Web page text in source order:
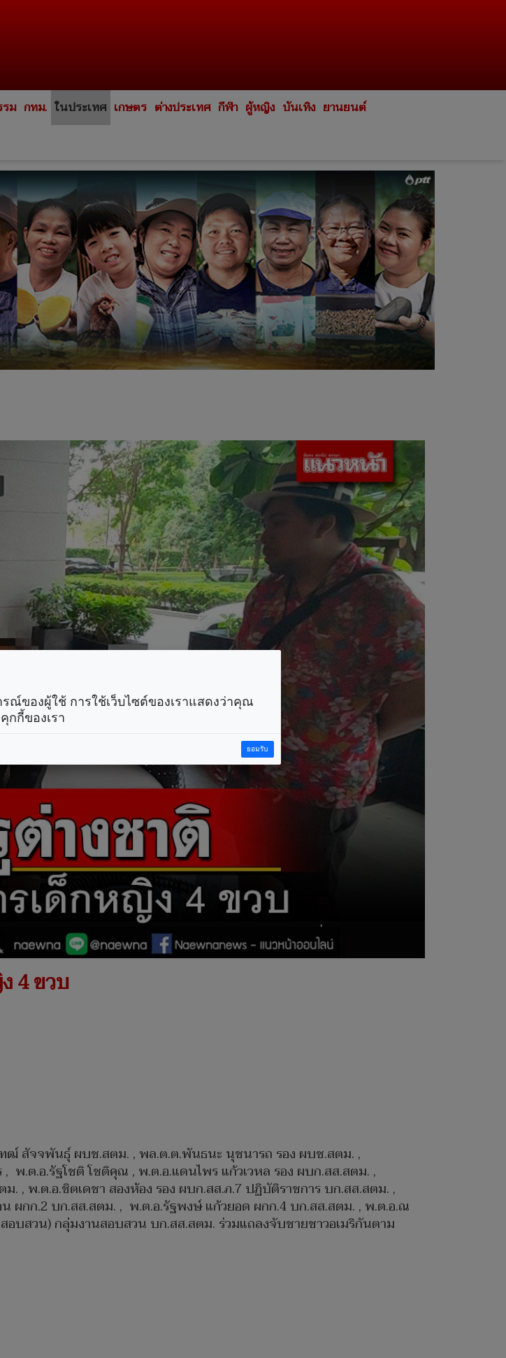
ม กทม. ในประเทศ เกษตร ต่างประเทศ กีฬา ผู้หญิง บันเทิง ยานยนต์
4 ขวบ
ฒ์ สัจจพันธุ์ ผบช.สตม. , พล.ต.ต.พันธนะ นุชนารถ รอง ผบช.สตม. ,
.ต.อ.รัฐโชติ โชติคุณ , พ.ต.อ.แดนไพร แก้วเวหล รอง ผบก.สส.สตม. ,
, พ.ต.อ.ชิตเดชา สองห้อง รอง ผบก.สส.ภ.7 ปฏิบัติราชการ บก.สส.สตม. ,
ผกก.2 บก.สส.สตม. , พ.ต.อ.รัฐพงษ์ แก้วยอด ผกก.4 บก.สส.สตม. , พ.ต.อ.ณ
บสวน) กลุ่มงานสอบสวน บก.สส.สตม. ร่วมแถลงจับชายชาวอเมริกันตาม
ณ์ของผู้ใช้ การใช้เว็บไซต์ของเราแสดงว่าคุณ
กกี้ของเรา
ยอมรับ